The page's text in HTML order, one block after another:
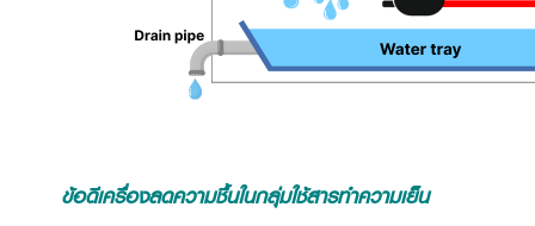
ข้อดีเครื่องลดความชื้นในกลุ่มใช้สารทำความเย็น